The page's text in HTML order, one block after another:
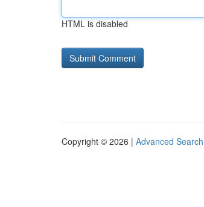
HTML is disabled
Copyright © 2026 | Advanced Search